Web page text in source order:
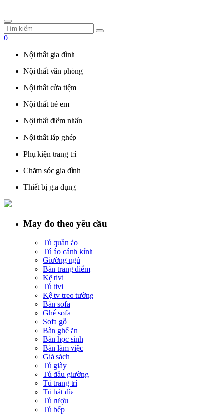
0
Nội thất gia đình
Nội thất văn phòng
Nội thất cửa tiệm
Nội thất trẻ em
Nội thất điểm nhấn
Nội thất lắp ghép
Phụ kiện trang trí
Chăm sóc gia đình
Thiết bị gia dụng
May đo theo yêu cầu
Tủ quần áo
Tú áo cánh kính
Giường ngủ
Bàn trang điểm
Kệ tivi
Tủ tivi
Kệ tv treo tường
Bàn sofa
Ghế sofa
Sofa gỗ
Bàn ghế ăn
Bàn học sinh
Bàn làm việc
Giá sách
Tủ giày
Tủ đầu giường
Tủ trang trí
Tủ bát đĩa
Tủ rượu
Tủ bếp